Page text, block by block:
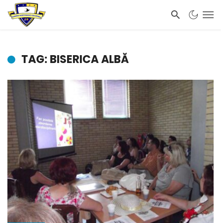
TAG: BISERICA ALBĂ